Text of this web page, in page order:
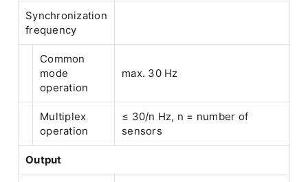
Synchronization
frequency
Common
mode
operation
max. 30 Hz
Multiplex
operation
≤ 30/n Hz, n = number of
sensors
Output